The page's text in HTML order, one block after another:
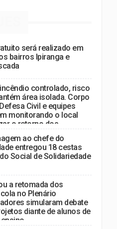
será realizado em
bairros Ipiranga e
controlado, risco
área isolada. Corpo
Civil e equipes
monitorando o local
o retorno dos
ao chefe do
entregou 18 cestas
Social de Solidariedade
a retomada dos
no Plenário
simularam debate
diante de alunos de